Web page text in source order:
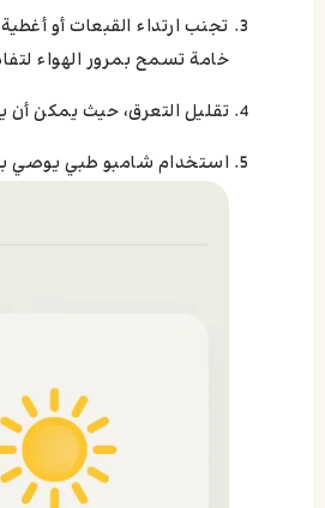
تجنب ارتداء القبعات أو
خامة تسمح بمرور الهواء
تقليل التعرق، حيث يمكن أن
استخدام شامبو طبي يوصي